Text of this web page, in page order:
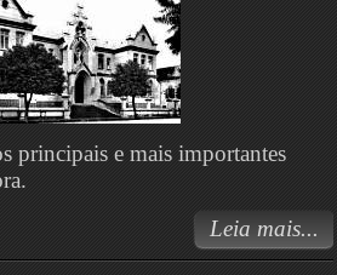
principais e mais importantes
Leia mais...